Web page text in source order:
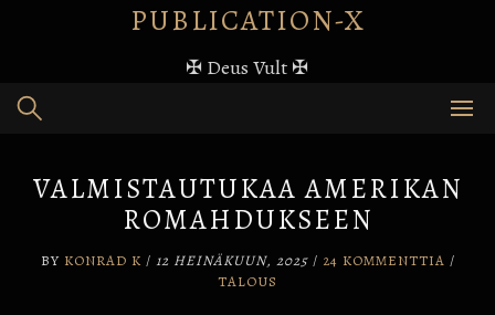
PUBLICATION-X
✠ Deus Vult ✠
VALMISTAUTUKAA AMERIKAN
ROMAHDUKSEEN
BY KONRAD K / 12 HEINÄKUUN, 2025/ 24 KOMMENTTIA /
TALOUS